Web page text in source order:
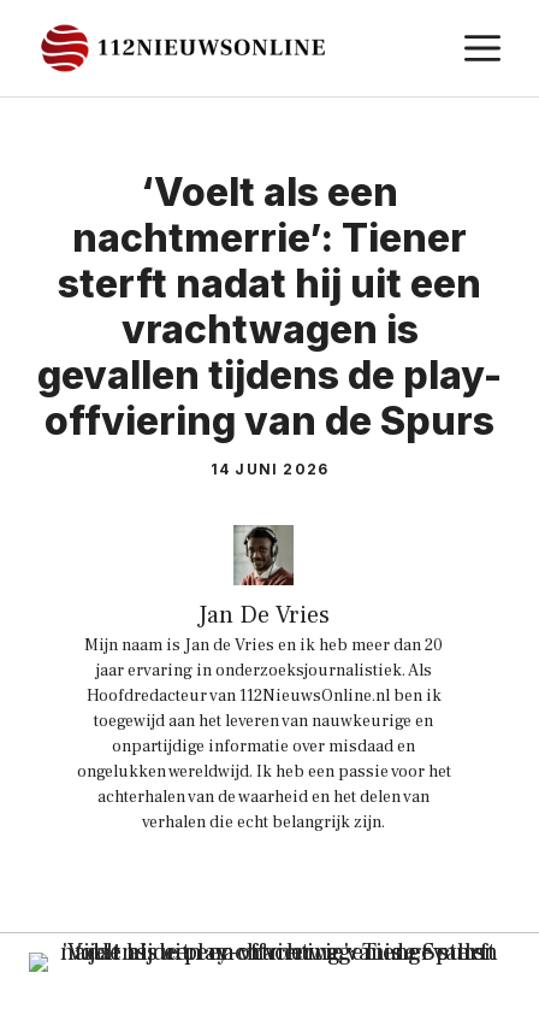
naar
de
‘Voelt als een
nachtmerrie’: Tiener
sterft nadat hij uit een
vrachtwagen is
gevallen tijdens de play-
offviering van de Spurs
14 JUNI 2026
Jan De Vries
Mijn naam is Jan de Vries en ik heb meer dan 20
jaar ervaring in onderzoeksjournalistiek. Als
Hoofdredacteur van 112NieuwsOnline.nl ben ik
toegewijd aan het leveren van nauwkeurige en
onpartijdige informatie over misdaad en
ongelukken wereldwijd. Ik heb een passie voor het
achterhalen van de waarheid en het delen van
verhalen die echt belangrijk zijn.